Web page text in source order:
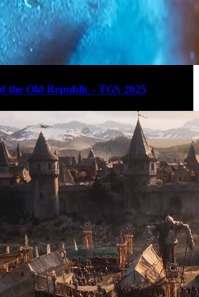
the Old Republic - TGS 2025